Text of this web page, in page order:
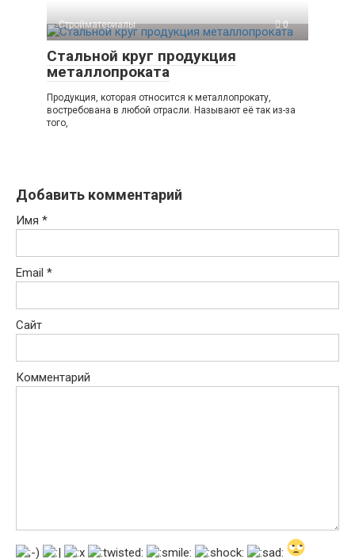
Стройматериалы 0
Стальной круг продукция
металлопроката
Продукция, которая относится к металлопрокату,
востребована в любой отрасли. Называют её так из-за
того,
Добавить комментарий
Имя *
Email *
Сайт
Комментарий